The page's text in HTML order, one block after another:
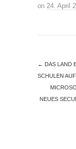
on 24. April
← DAS LAND
SCHULEN
NEUES